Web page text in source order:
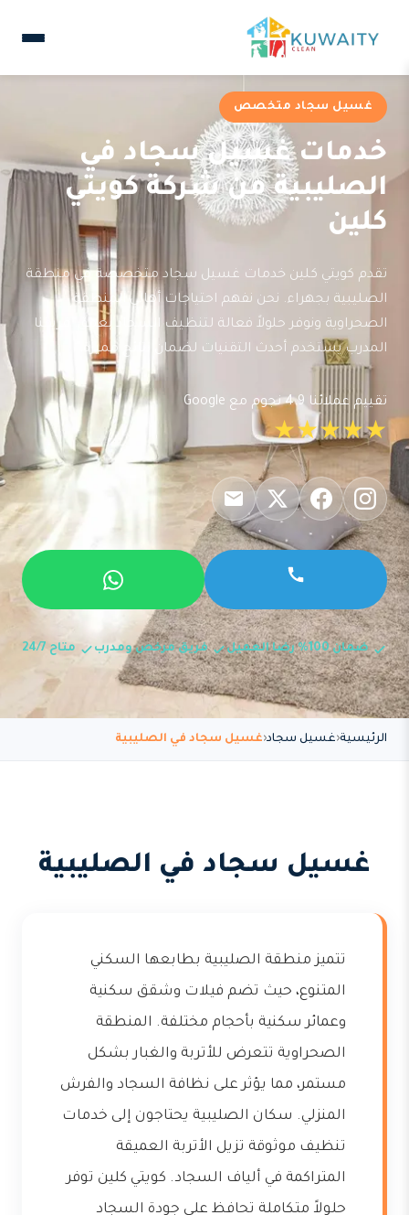
غسيل سجاد متخصص
خدمات غسيل سجاد في
الصليبية من شركة كويتي
كلين
تقدم كويتي كلين خدمات غسيل سجاد متخصصة في منطقة
الصليبية بجهراء. نحن نفهم احتياجات أهالي المنطقة
الصحراوية ونوفر حلولاً فعالة لتنظيف السجاد بعمق. فريقنا
المدرب يستخدم أحدث التقنيات لضمان نتائج مميزة.
تقييم عملائنا 4.9 نجوم مع Google
★★★★★
ضمان 100% رضا العميل فريق مرخص ومدرب متاح 24/7
الرئيسية غسيل سجاد غسيل سجاد في الصليبية
غسيل سجاد في الصليبية
تتميز منطقة الصليبية بطابعها السكني
المتنوع، حيث تضم فيلات وشقق سكنية
وعمائر سكنية بأحجام مختلفة. المنطقة
الصحراوية تتعرض للأتربة والغبار بشكل
مستمر، مما يؤثر على نظافة السجاد والفرش
المنزلي. سكان الصليبية يحتاجون إلى خدمات
تنظيف موثوقة تزيل الأتربة العميقة
المتراكمة في ألياف السجاد. كويتي كلين توفر
حلولاً متكاملة تحافظ على جودة السجاد